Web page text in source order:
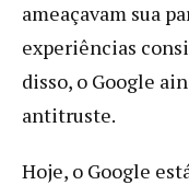
ameaçavam sua
experiências
disso, o Google
antitruste.
Hoje, o Google